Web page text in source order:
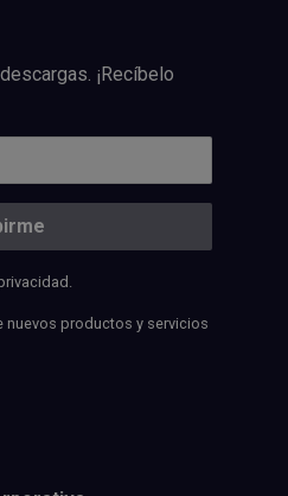
¡Recíbelo
nuevos productos y servicios